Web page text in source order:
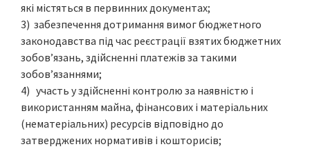
які містяться в первинних документах;
3) забезпечення дотримання вимог бюджетного
законодавства під час реєстрації взятих бюджетних
зобов’язань, здійсненні платежів за такими
зобов’язаннями;
4) участь у здійсненні контролю за наявністю і
використанням майна, фінансових і матеріальних
(нематеріальних) ресурсів відповідно до
затверджених нормативів і кошторисів;